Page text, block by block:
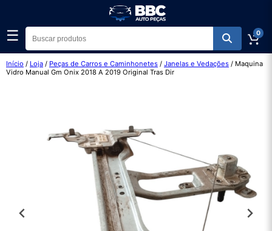
☰ 0
Início / Loja / Peças de Carros e Caminhonetes / Janelas e Vedações / Maquina
Vidro Manual Gm Onix 2018 A 2019 Original Tras Dir